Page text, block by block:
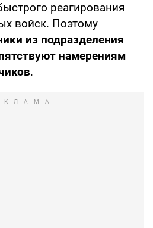
реагирования
войск. Поэтому
из подразделения
намерениям
.